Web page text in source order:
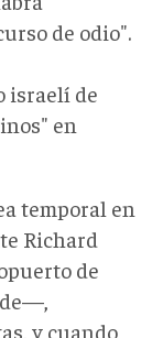
de odio".
israelí de
en
temporal en
Richard
de
y cuando